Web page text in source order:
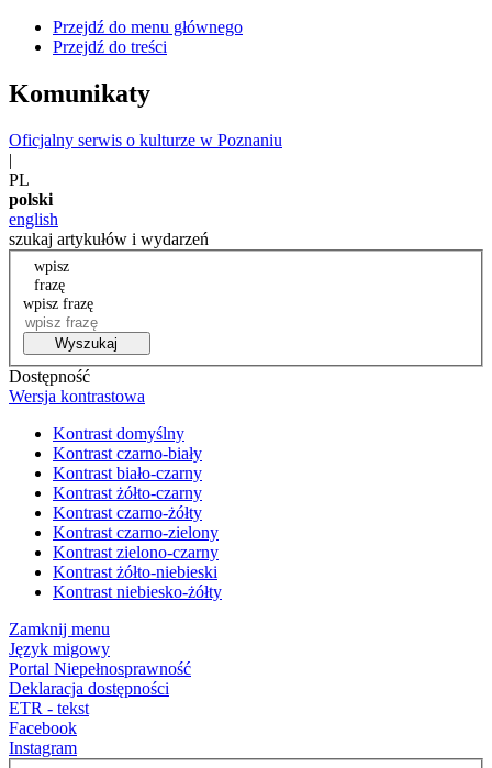
Przejdź do menu głównego
Przejdź do treści
Komunikaty
Oficjalny serwis o kulturze w Poznaniu
|
PL
polski
english
szukaj artykułów i wydarzeń
wpisz
frazę
wpisz frazę
Wyszukaj
Dostępność
Wersja kontrastowa
Kontrast domyślny
Kontrast czarno-biały
Kontrast biało-czarny
Kontrast żółto-czarny
Kontrast czarno-żółty
Kontrast czarno-zielony
Kontrast zielono-czarny
Kontrast żółto-niebieski
Kontrast niebiesko-żółty
Zamknij menu
Język migowy
Portal Niepełnosprawność
Deklaracja dostępności
ETR - tekst
Facebook
Instagram